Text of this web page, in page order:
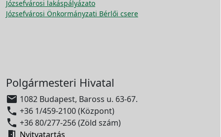
Józsefvárosi lakáspályázato
Józsefvárosi Önkormányzati Bérlői csere
Polgármesteri Hivatal
 1082 Budapest, Baross u. 63-67.
 +36 1/459-2100 (Központ)
 +36 80/277-256 (Zöld szám)
 Nyitvatartás